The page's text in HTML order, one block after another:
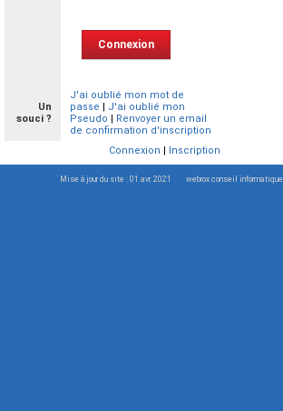
Un
souci ?
J'ai oublié mon mot de
passe | J'ai oublié mon
Pseudo | Renvoyer un email
de confirmation d'inscription
Connexion | Inscription
Mise à jour du site : 01 avr. 2021 webrox conseil informatique